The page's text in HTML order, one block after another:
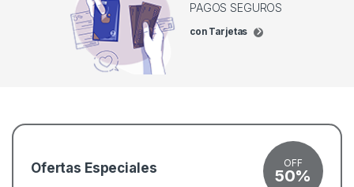
PAGOS SEGUROS
con Tarjetas
Ofertas Especiales OFF
50%